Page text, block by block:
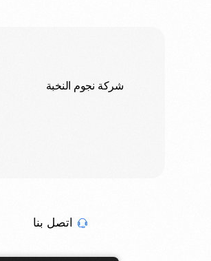
شركة نجوم النخبة
اتصل بنا